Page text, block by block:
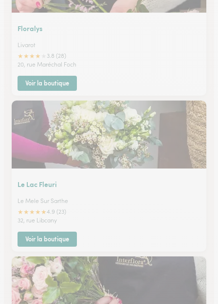
Floralys
Livarot
★★★★
3.8 (28)
20, rue Maréchal Foch
Voir la boutique
Le Lac Fleuri
Le Mele Sur Sarthe
★★★★★4.9 (23)
32, rue Libcany
Voir la boutique